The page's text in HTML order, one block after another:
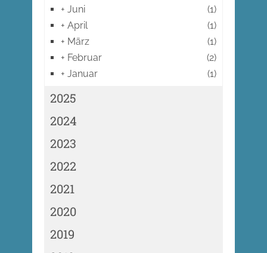
+ Juni
(1)
+ April
(1)
+ März
(1)
+ Februar
(2)
+ Januar (1)
2025
2024
2023
2022
2021
2020
2019